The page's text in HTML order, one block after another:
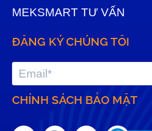
MEKSMART TƯ VẤN
ĐĂNG KÝ CHÚNG TÔI
CHÍNH SÁCH BẢO MẬT